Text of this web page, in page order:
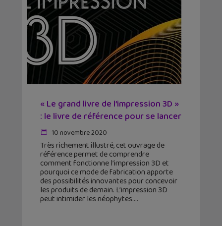
« Le grand livre de l’impression 3D »
: le livre de référence pour se lancer
10 novembre 2020
Très richement illustré, cet ouvrage de
référence permet de comprendre
comment fonctionne l’impression 3D et
pourquoi ce mode de fabrication apporte
des possibilités innovantes pour concevoir
les produits de demain. L’impression 3D
peut intimider les néophytes.